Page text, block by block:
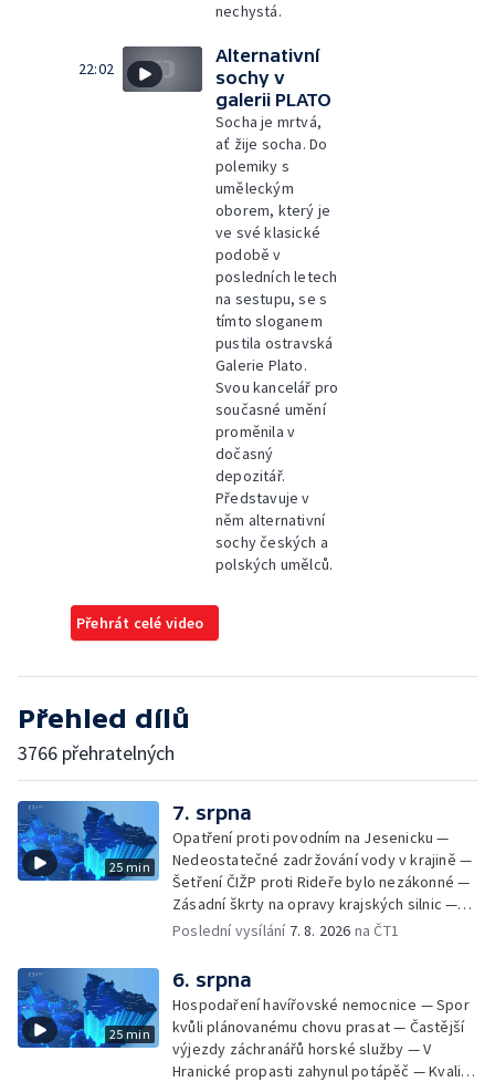
nechystá.
22:02
Alternativní
sochy v
galerii PLATO
Socha je mrtvá,
ať žije socha. Do
polemiky s
uměleckým
oborem, který je
ve své klasické
podobě v
posledních letech
na sestupu, se s
tímto sloganem
pustila ostravská
Galerie Plato.
Svou kancelář pro
současné umění
proměnila v
dočasný
depozitář.
Představuje v
něm alternativní
sochy českých a
polských umělců.
Přehrát celé video
Přehled dílů
3766 přehratelných
25 min
7. srpna
Opatření proti povodním na Jesenicku —
Nedeostatečné zadržování vody v krajině —
Šetření ČIŽP proti Rideře bylo nezákonné —
Zásadní škrty na opravy krajských silnic —
Zásadní škrty na opravy krajských silnic —
covidem — Úhyny ryb kvůli vysokým
teplotám — Problémy se zásobování vodou
v MS kraji nehrozí — testováním na
západonilskou horečku — Den židovských
památek
Poslední vysílání 7. 8. 2026 na ČT1
25 min
6. srpna
Hospodaření havířovské nemocnice — Spor
kvůli plánovanému chovu prasat — Častější
výjezdy záchranářů horské služby — V
Hranické propasti zahynul potápěč — Kvalita